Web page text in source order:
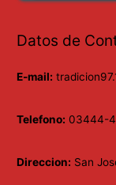
Datos de
E-mail:
Telefono: 03444-
Direccion: San